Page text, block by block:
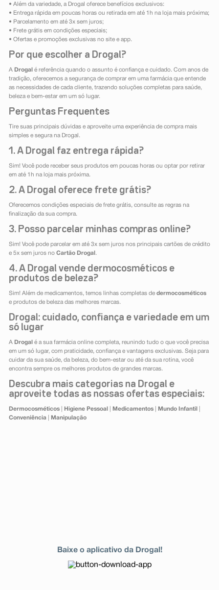
• Além da variedade, a Drogal oferece benefícios exclusivos:
• Entrega rápida em poucas horas ou retirada em até 1h na loja mais próxima;
• Parcelamento em até 3x sem juros;
• Frete grátis em condições especiais;
• Ofertas e promoções exclusivas no site e app.
Por que escolher a Drogal?
A Drogal é referência quando o assunto é confiança e cuidado. Com anos de
tradição, oferecemos a segurança de comprar em uma farmácia que entende
as necessidades de cada cliente, trazendo soluções completas para saúde,
beleza e bem-estar em um só lugar.
Perguntas Frequentes
Tire suas principais dúvidas e aproveite uma experiência de compra mais
simples e segura na Drogal.
1. A Drogal faz entrega rápida?
Sim! Você pode receber seus produtos em poucas horas ou optar por retirar
em até 1h na loja mais próxima.
2. A Drogal oferece frete grátis?
Oferecemos condições especiais de frete grátis, consulte as regras na
finalização da sua compra.
3. Posso parcelar minhas compras online?
Sim! Você pode parcelar em até 3x sem juros nos principais cartões de crédito
e 5x sem juros no Cartão Drogal .
4. A Drogal vende dermocosméticos e
produtos de beleza?
Sim! Além de medicamentos, temos linhas completas de dermocosméticos
e produtos de beleza das melhores marcas.
Drogal: cuidado, confiança e variedade em um
só lugar
A Drogal é a sua farmácia online completa, reunindo tudo o que você precisa
em um só lugar, com praticidade, confiança e vantagens exclusivas. Seja para
cuidar da sua saúde, da beleza, do bem-estar ou até da sua rotina, você
encontra sempre os melhores produtos de grandes marcas.
Descubra mais categorias na Drogal e
aproveite todas as nossas ofertas especiais:
Dermocosméticos| Higiene Pessoal Medicamentos| Mundo Infantil
Conveniência| Manipulação
Baixe o aplicativo da Drogal!